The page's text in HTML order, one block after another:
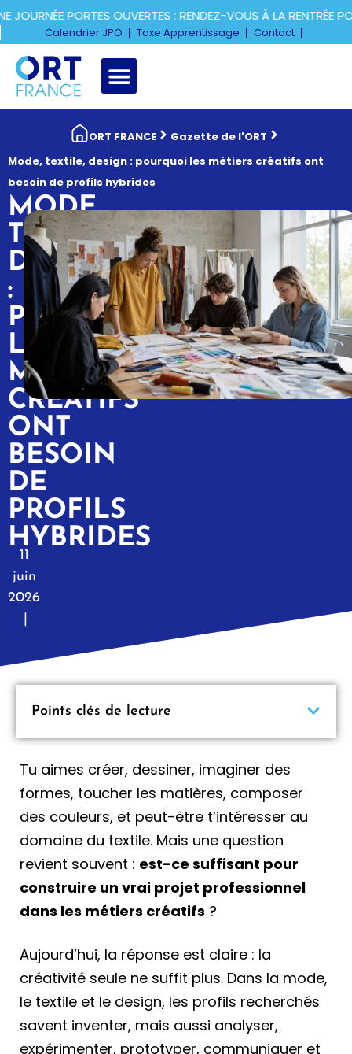
PORTES OUVERTES : RENDEZ-VOUS À LA RENTRÉE
Calendrier JPO Taxe Apprentissage Contact
ORT FRANCE
Gazette de l'ORT
Mode, textile, design : pourquoi les métiers créatifs ont
besoin de profils hybrides
MODE,
TEXTILE,
DESIGN
:
POURQUOI
LES
MÉTIERS
CRÉATIFS
ONT
BESOIN
DE
PROFILS
HYBRIDES
11
juin
2026
Tu aimes créer, dessiner, imaginer des
formes, toucher les matières, composer
des couleurs, et peut-être t’intéresser au
domaine du textile. Mais une question
revient souvent : est-ce suffisant pour
construire un vrai projet professionnel
dans les métiers créatifs ?
Aujourd’hui, la réponse est claire : la
créativité seule ne suffit plus. Dans la mode,
le textile et le design, les profils recherchés
savent inventer, mais aussi analyser,
expérimenter, prototyper, communiquer et
Points clés de lecture